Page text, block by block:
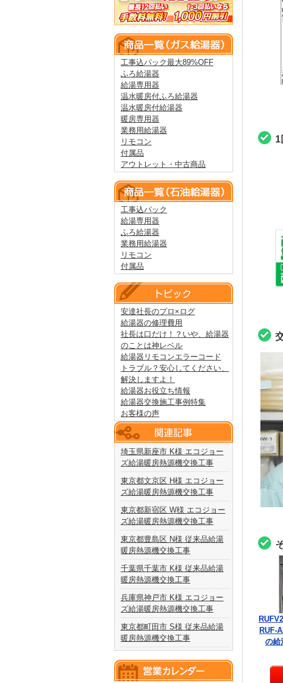
1
RUF-
の給
工事込パック最大89%OFF
ふろ給湯器
給湯専用器
温水暖房付ふろ給湯器
温水暖房付給湯器
暖房専用器
業務用給湯器
リモコン
付属品
アウトレット・中古商品
工事込パック
給湯専用器
ふろ給湯器
業務用給湯器
リモコン
付属品
安達社長のプロ×ログ
給湯器の修理費用
社長は口だけ！？いや、給湯器
のことは神レベル
給湯器リモコンエラーコード
トラブル？安心してください、
解決しますよ！
給湯器お役立ち情報
給湯器交換施工事例特集
お客様の声
埼玉県新座市 K様 エコジョー
ズ給湯暖房熱源機交換工事
東京都文京区 H様 エコジョー
ズ給湯暖房熱源機交換工事
東京都新宿区 W様 エコジョー
ズ給湯暖房熱源機交換工事
東京都豊島区 N様 従来品給湯
暖房熱源機交換工事
千葉県千葉市 K様 従来品給湯
暖房熱源機交換工事
兵庫県神戸市 K様 エコジョー
ズ給湯暖房熱源機交換工事
東京都町田市 S様 従来品給湯
暖房熱源機交換工事